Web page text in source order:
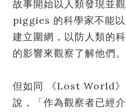
故事開始以人類發現並
piggies 的科學家不能
建立圍網，以防人類的
的影響來觀察了解他們。
但如同 《Lost World》
說，「作為觀察者已經